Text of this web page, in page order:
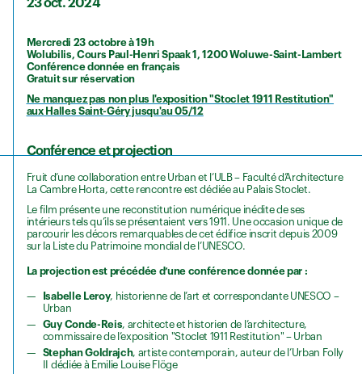
23 oct. 2024
Mercredi 23 octobre à 19h
Wolubilis, Cours Paul-Henri Spaak 1, 1200 Woluwe-Saint-Lambert
Conférence donnée en français
Gratuit sur réservation
Ne manquez pas non plus l'exposition "Stoclet 1911 Restitution"
aux Halles Saint-Géry jusqu'au 05/12
Conférence et projection
Fruit d’une collaboration entre Urban et l’ULB – Faculté d’Architecture
La Cambre Horta, cette rencontre est dédiée au Palais Stoclet.
Le film présente une reconstitution numérique inédite de ses
intérieurs tels qu’ils se présentaient vers 1911. Une occasion unique de
parcourir les décors remarquables de cet édifice inscrit depuis 2009
sur la Liste du Patrimoine mondial de l’UNESCO.
La projection est précédée d’une conférence donnée par :
Isabelle Leroy, historienne de l’art et correspondante UNESCO –
Urban
Guy Conde-Reis, architecte et historien de l’architecture,
commissaire de l’exposition "Stoclet 1911 Restitution" – Urban
Stephan Goldrajch, artiste contemporain, auteur de l’Urban Folly
II dédiée à Emilie Louise Flöge